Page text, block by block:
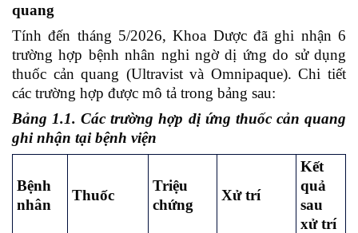
quang
Tính đến tháng 5/2026, Khoa Dược đã ghi nhận 6
trường hợp bệnh nhân nghi ngờ dị ứng do sử dụng
thuốc cản quang (Ultravist và Omnipaque). Chi tiết
các trường hợp được mô tả trong bảng sau:
Bảng 1.1.Các trường hợp dị ứng thuốc cản quang
ghi nhận tại bệnh viện
Bệnh
nhân
Thuốc
Triệu
chứng
Xử trí
Kết
quả
sau
xử trí